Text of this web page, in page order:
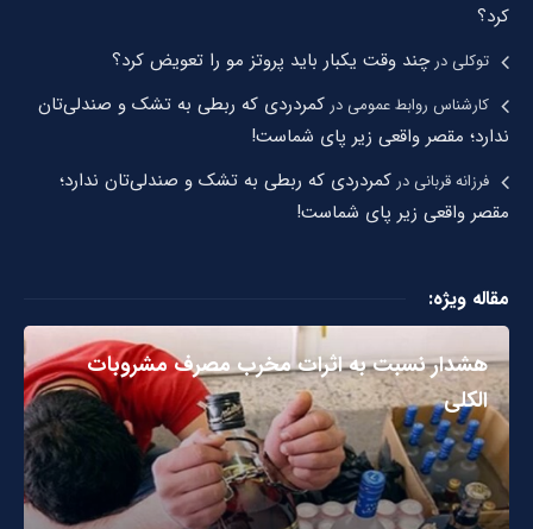
کرد؟
توکلیدرچند وقت یکبار باید پروتز مو را تعویض کرد؟
کارشناس روابط عمومیدر کمردردی که ربطی به تشک و صندلی‌تان
ندارد؛ مقصر واقعی زیر پای شماست!
فرزانه قربانیدر کمردردی که ربطی به تشک و صندلی‌تان ندارد؛
مقصر واقعی زیر پای شماست!
مقاله ویژه:
هشدار نسبت به اثرات مخرب مصرف مشروبات
الکلی